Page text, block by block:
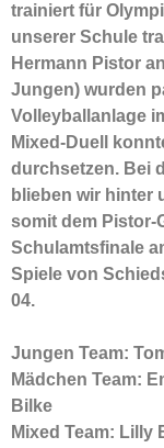
trainiert für
unserer Schule
Hermann Pistor
Jungen) wurden
Volleyballanlage
Mixed-Duell
durchsetzen. Bei
blieben wir hinter
somit dem Pistor-
Schulamtsfinale
Spiele von
04.
Jungen Team:
Mädchen Team:
Bilke
Mixed Team: Lilly